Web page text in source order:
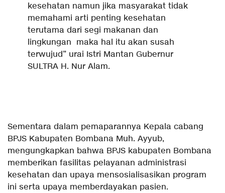
kesehatan namun jika masyarakat tidak
memahami arti penting kesehatan
terutama dari segi makanan dan
lingkungan maka hal itu akan susah
terwujud” urai Istri Mantan Gubernur
SULTRA H. Nur Alam.
Sementara dalam pemaparannya Kepala cabang
BPJS Kabupaten Bombana Muh. Ayyub,
mengungkapkan bahwa BPJS kabupaten Bombana
memberikan fasilitas pelayanan administrasi
kesehatan dan upaya mensosialisasikan program
ini serta upaya memberdayakan pasien.